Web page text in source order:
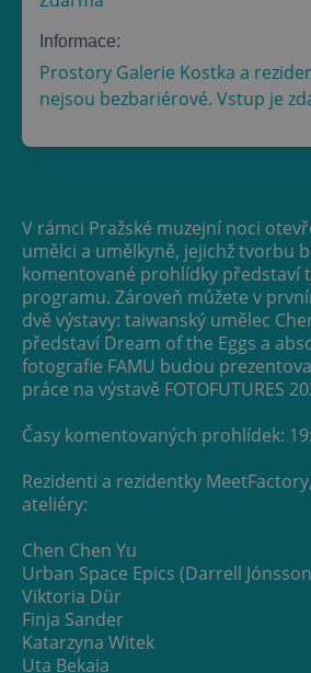
Informace:
Prostory Galerie Kostka a
nejsou bezbariérové. Vstup je
V rámci Pražské muzejní noci
umělci a umělkyně, jejichž tvorbu
komentované prohlídky představí
programu. Zároveň můžete v
dvě výstavy: taiwanský umělec
představí Dream of the Eggs a
fotografie FAMU budou
práce na výstavě FOTOFUTURES
Časy komentovaných prohlídek:
Rezidenti a rezidentky
ateliéry:
Chen Chen Yu
Urban Space Epics (Darrell
Viktoria Dür
Finja Sander
Katarzyna Witek